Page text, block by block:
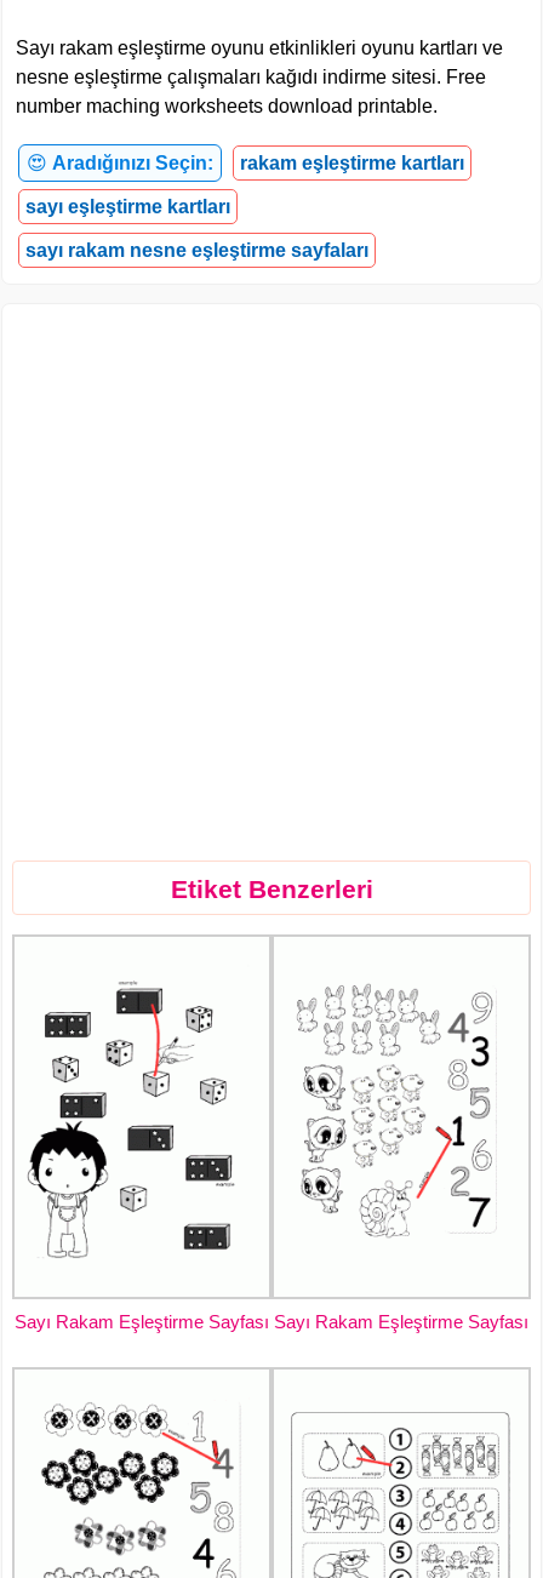
Sayı rakam eşleştirme oyunu etkinlikleri oyunu kartları ve
nesne eşleştirme çalışmaları kağıdı indirme sitesi. Free
number maching worksheets download printable.
😍 Aradığınızı Seçin: rakam eşleştirme kartları
sayı eşleştirme kartları
sayı rakam nesne eşleştirme sayfaları
Etiket Benzerleri
Sayı Rakam Eşleştirme Sayfası Sayı Rakam Eşleştirme Sayfası